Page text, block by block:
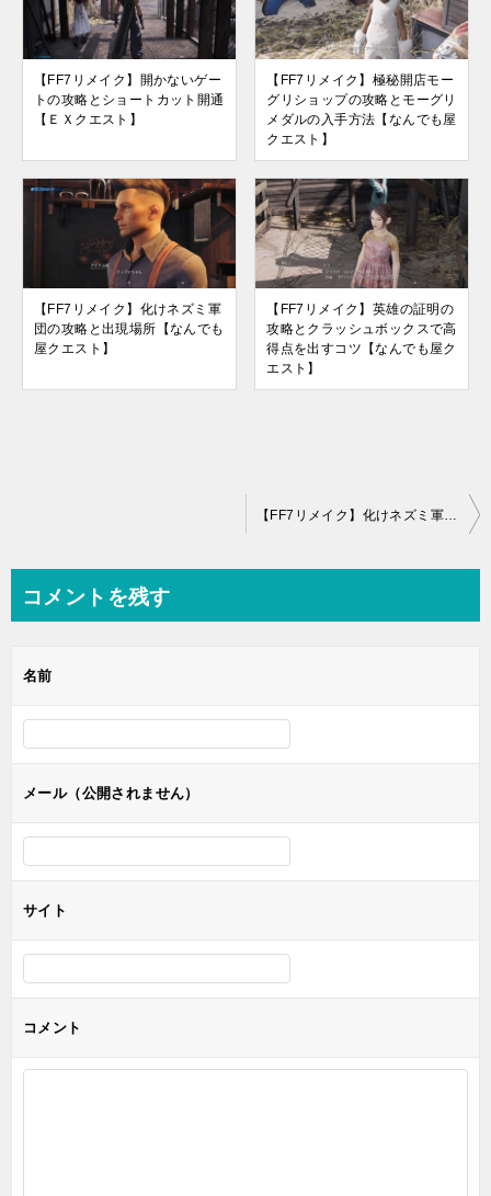
【FF7リメイク】開かないゲー
トの攻略とショートカット開通
【ＥＸクエスト】
【FF7リメイク】極秘開店モー
グリショップの攻略とモーグリ
メダルの入手方法【なんでも屋
クエスト】
【FF7リメイク】化けネズミ軍
団の攻略と出現場所【なんでも
屋クエスト】
【FF7リメイク】英雄の証明の
攻略とクラッシュボックスで高
得点を出すコツ【なんでも屋ク
エスト】
ビ
ー
シ
ョ
ン
コメントを残す
名前
メール（公開されません）
サイト
コメント